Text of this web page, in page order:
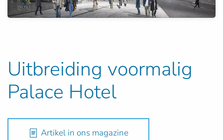
Uitbreiding voormalig
Palace Hotel
Artikel in ons magazine